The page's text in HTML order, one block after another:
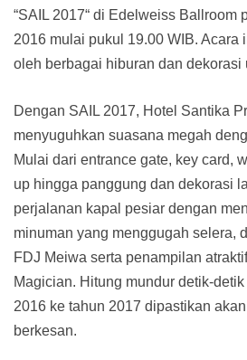
“SAIL 2017“ di Edelweiss Ballroom
2016 mulai pukul 19.00 WIB. Acara
oleh berbagai hiburan dan dekorasi
Dengan SAIL 2017, Hotel Santika
menyuguhkan suasana megah
Mulai dari entrance gate, key card,
up hingga panggung dan dekorasi
perjalanan kapal pesiar dengan
minuman yang menggugah selera,
FDJ Meiwa serta penampilan
Magician. Hitung mundur detik-
2016 ke tahun 2017 dipastikan
berkesan.